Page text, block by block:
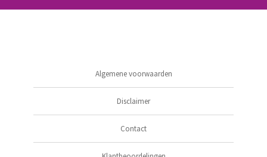
Algemene voorwaarden
Disclaimer
Contact